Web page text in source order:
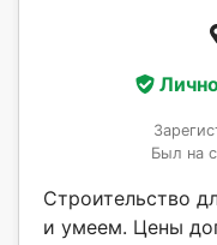
Был на
Строительство
и умеем. Цены